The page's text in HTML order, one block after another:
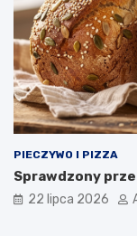
PIECZYWO I PIZZA
Sprawdzony
22 lipca 2026